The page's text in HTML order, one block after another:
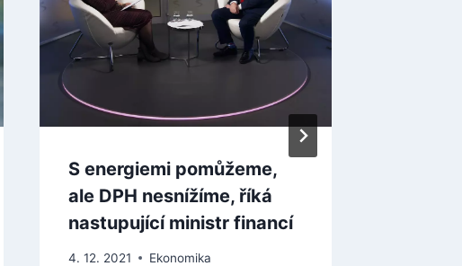
S energiemi pomůžeme,
ale DPH nesnížíme, říká
nastupující ministr financí
4. 12. 2021 Ekonomika